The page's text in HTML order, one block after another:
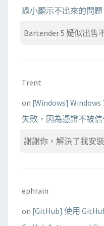
過小顯示不出來的問題
Bartender 5 疑似出售
Trent
on [Windows] Windows
失敗，因為憑證不被信
謝謝你，解決了我安
ephrain
on [GitHub] 使用